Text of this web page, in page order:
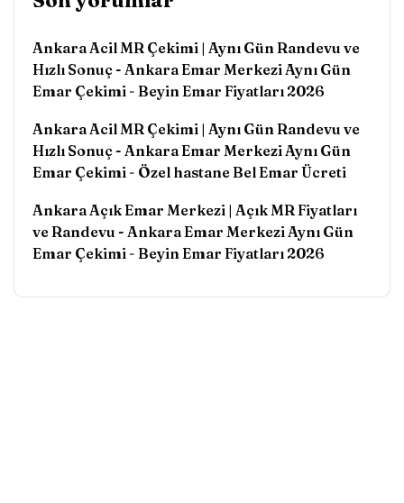
Ankara Acil MR Çekimi | Aynı Gün Randevu ve
Hızlı Sonuç - Ankara Emar Merkezi Aynı Gün
Emar Çekimi- Beyin Emar Fiyatları 2026
Ankara Acil MR Çekimi | Aynı Gün Randevu ve
Hızlı Sonuç - Ankara Emar Merkezi Aynı Gün
Emar Çekimi- Özel hastane Bel Emar Ücreti
Ankara Açık Emar Merkezi | Açık MR Fiyatları
ve Randevu - Ankara Emar Merkezi Aynı Gün
Emar Çekimi- Beyin Emar Fiyatları 2026